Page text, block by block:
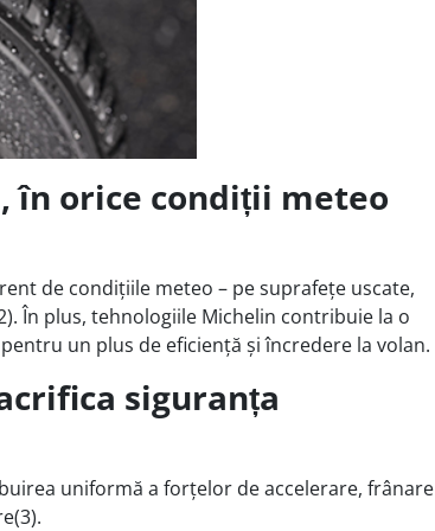
în orice condiții meteo
de condițiile meteo – pe suprafețe uscate,
În plus, tehnologiile Michelin contribuie la o
un plus de eficiență și încredere la volan.
siguranța
uniformă a forțelor de accelerare, frânare